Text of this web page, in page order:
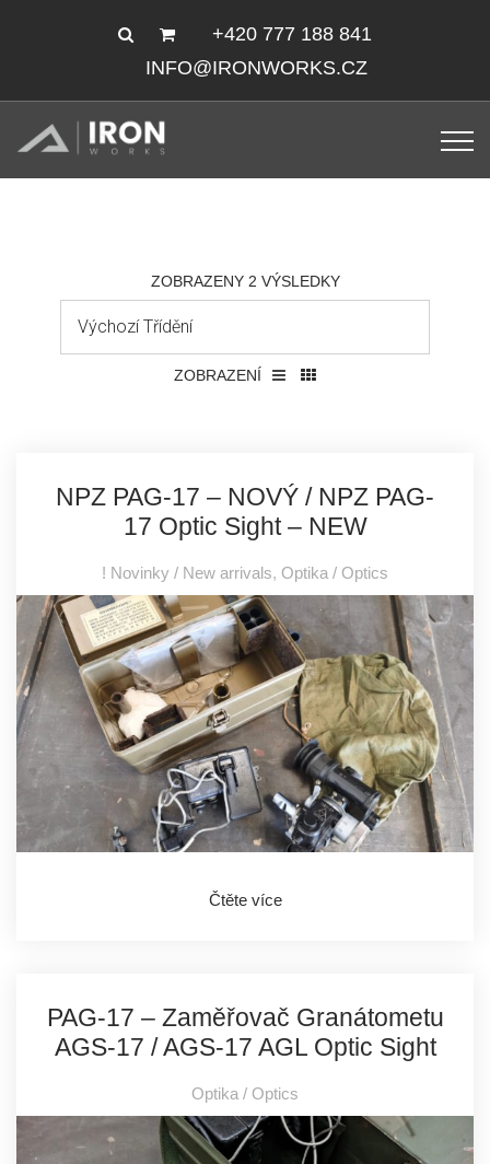
+420 777 188 841
INFO@IRONWORKS.CZ
ZOBRAZENY 2 VÝSLEDKY
ZOBRAZENÍ
NPZ PAG-17 – NOVÝ / NPZ PAG-
17 Optic Sight – NEW
! Novinky / New arrivals, Optika / Optics
Čtěte více
PAG-17 – Zaměřovač Granátometu
AGS-17 / AGS-17 AGL Optic Sight
Optika / Optics